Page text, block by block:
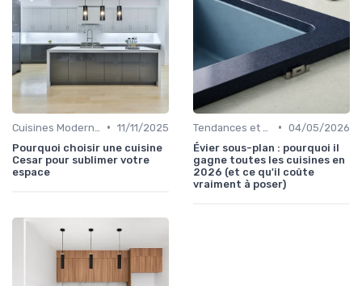
• 11/11/2025
Pourquoi choisir une cuisine
Cesar pour sublimer votre
espace
• 04/05/2026
Évier sous-plan : pourquoi il
gagne toutes les cuisines en
2026 (et ce qu'il coûte
vraiment à poser)